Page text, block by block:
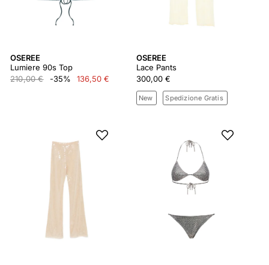
OSEREE
Lumiere 90s Top
210,00 €
-35% 136,50 €
OSEREE
Lace Pants
300,00 €
New Spedizione Gratis